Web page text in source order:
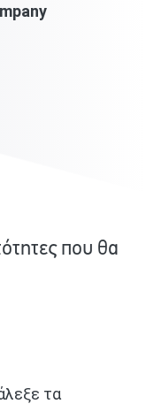
που θα
τα